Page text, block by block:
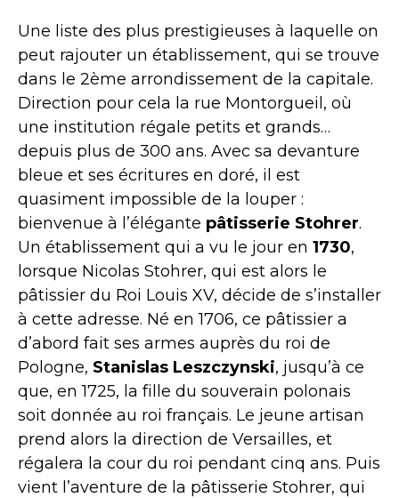
Une liste des plus prestigieuses à laquelle on
peut rajouter un établissement, qui se trouve
dans le 2ème arrondissement de la capitale.
Direction pour cela la rue Montorgueil, où
une institution régale petits et grands…
depuis plus de 300 ans. Avec sa devanture
bleue et ses écritures en doré, il est
quasiment impossible de la louper :
bienvenue à l’élégante pâtisserie Stohrer.
Un établissement qui a vu le jour en 1730,
lorsque Nicolas Stohrer, qui est alors le
pâtissier du Roi Louis XV, décide de s’installer
à cette adresse. Né en 1706, ce pâtissier a
d’abord fait ses armes auprès du roi de
Pologne, Stanislas Leszczynski, jusqu’à ce
que, en 1725, la fille du souverain polonais
soit donnée au roi français. Le jeune artisan
prend alors la direction de Versailles, et
régalera la cour du roi pendant cinq ans. Puis
vient l’aventure de la pâtisserie Stohrer, qui